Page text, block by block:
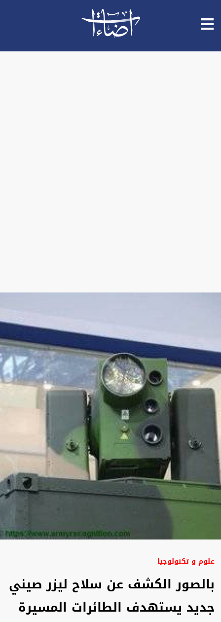
علوم و تكنولوجيا
بالصور الكشف عن سلاح ليزر صيني
جديد يستهدف الطائرات المسيرة